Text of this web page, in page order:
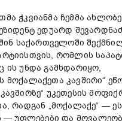
ჭკვიანმა ჩემმა
ედუარდ
საქართველოში
რომლის
ის უნდა გამხდარიყო,
მოქალაქეთა კავშირი“
უკეთესის
რადგან „მოქალაქე“ — ეს
— უფლებები და